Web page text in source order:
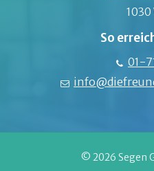
1030
So
01-
© 2026 Segen